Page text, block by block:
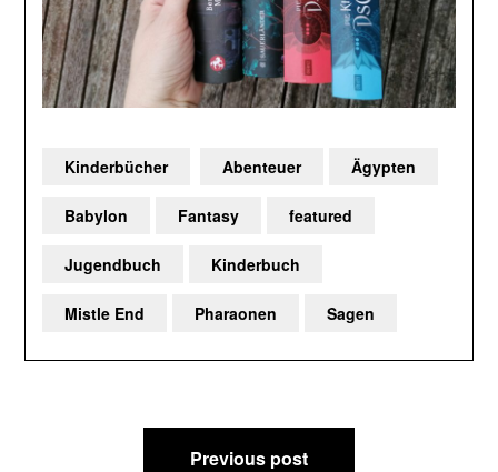
Kinderbücher Abenteuer Ägypten
Babylon Fantasy featured
Jugendbuch Kinderbuch
Mistle End Pharaonen Sagen
Beitragsnavigation
Previous post